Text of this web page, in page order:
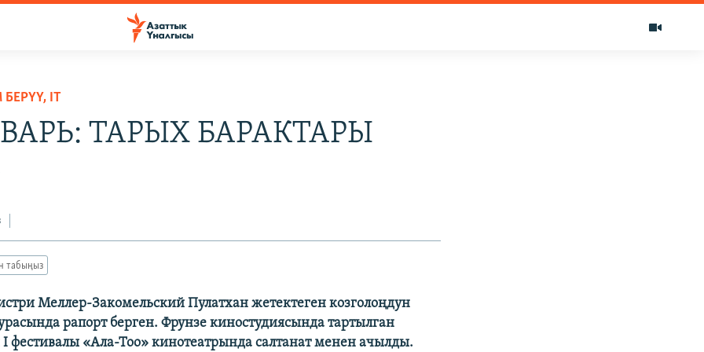
IT
ТАРЫХ БАРАКТАРЫ
табыңыз
Меллер-Закомельский Пулатхан жетектеген козголоңдун
рапорт берген. Фрунзе киностудиясында тартылган
фестивалы «Ала-Тоо» кинотеатрында салтанат менен ачылды.